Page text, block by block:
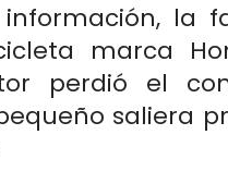
la
marca
perdió el
saliera